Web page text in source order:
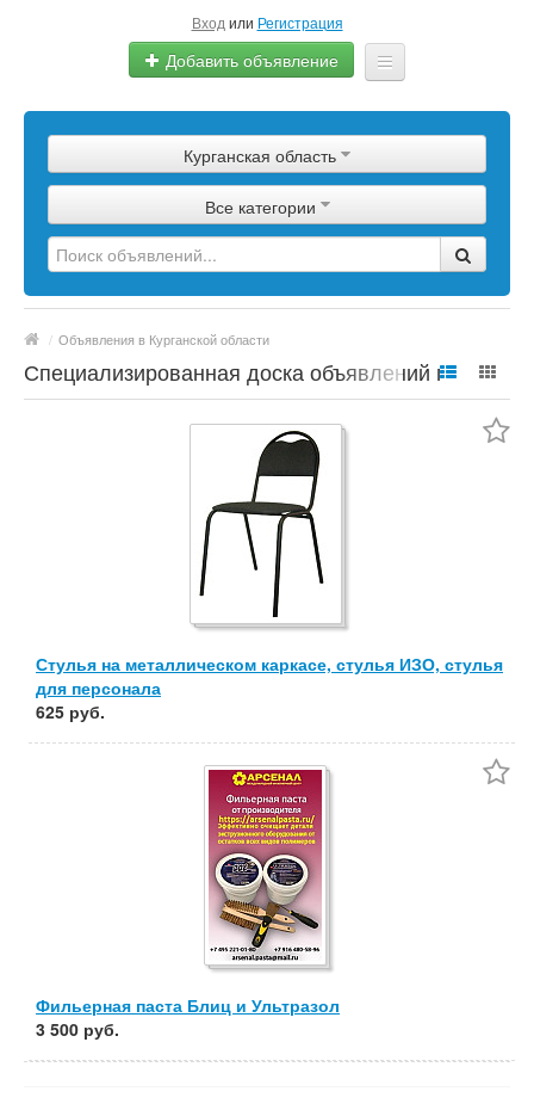
Вход или Регистрация
Добавить объявление
Сырье
Изделия
Оборудование
Еще
Курганская область
Все категории
/ Объявления в Курганской области
Специализированная доска объявлений по
Стулья на металлическом каркасе, стулья ИЗО, стулья
для персонала
625 руб.
Фильерная паста Блиц и Ультразол
3 500 руб.